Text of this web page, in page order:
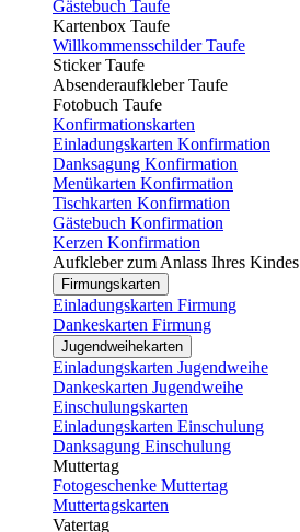
Gästebuch Taufe
Kartenbox Taufe
Willkommensschilder Taufe
Sticker Taufe
Absenderaufkleber Taufe
Fotobuch Taufe
Konfirmationskarten
Einladungskarten Konfirmation
Danksagung Konfirmation
Menükarten Konfirmation
Tischkarten Konfirmation
Gästebuch Konfirmation
Kerzen Konfirmation
Aufkleber zum Anlass Ihres Kindes
Firmungskarten
Einladungskarten Firmung
Dankeskarten Firmung
Jugendweihekarten
Einladungskarten Jugendweihe
Dankeskarten Jugendweihe
Einschulungskarten
Einladungskarten Einschulung
Danksagung Einschulung
Muttertag
Fotogeschenke Muttertag
Muttertagskarten
Vatertag